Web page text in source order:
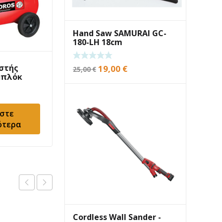
Αεροσυμπιεστής
Προσθήκη στο
καλάθι
Hand Saw SAMURAI GC-
180-LH 18cm
25,00€ Original
19,00 €Current
Cordless Wall Sander -